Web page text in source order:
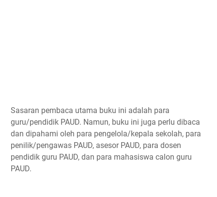
Sasaran pembaca utama buku ini adalah para
guru/pendidik PAUD. Namun, buku ini juga perlu dibaca
dan dipahami oleh para pengelola/kepala sekolah, para
penilik/pengawas PAUD, asesor PAUD, para dosen
pendidik guru PAUD, dan para mahasiswa calon guru
PAUD.